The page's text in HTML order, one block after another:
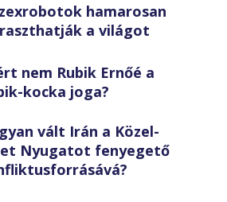
hamarosan
a világot
nem Rubik Ernőé a
kocka joga?
vált Irán a Közel-
Nyugatot fenyegető